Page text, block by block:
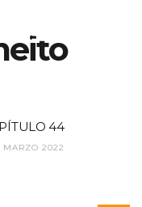
44
MARZO 2022